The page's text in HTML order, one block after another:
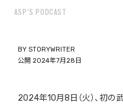
ASP’S PODCAST
BY STORYWRITER
公開 2024年7月28日
2024年10月8日（火）、初の